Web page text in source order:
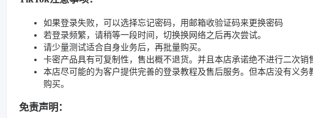
如果登录失败，可以选择忘记密码，用邮箱收验证码来更换密码
若登录频繁，请稍等一段时间，切换换网络之后再次尝试。
请少量测试适合自身业务后，再批量购买。
卡密产品具有可复制性，售出概不退货。并且本店承诺绝不进行二次销
本店尽可能的为客户提供完善的登录教程及售后服务。但本店没有义
购买。
免责声明：